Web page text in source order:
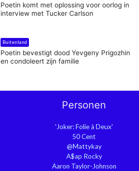
Poetin komt met oplossing voor oorlog in
interview met Tucker Carlson
Buitenland
Poetin bevestigt dood Yevgeny Prigozhin
en condoleert zijn familie
Personen
'Joker: Folie à Deux'
50 Cent
@Mattykay
A$ap Rocky
Aaron Taylor-Johnson